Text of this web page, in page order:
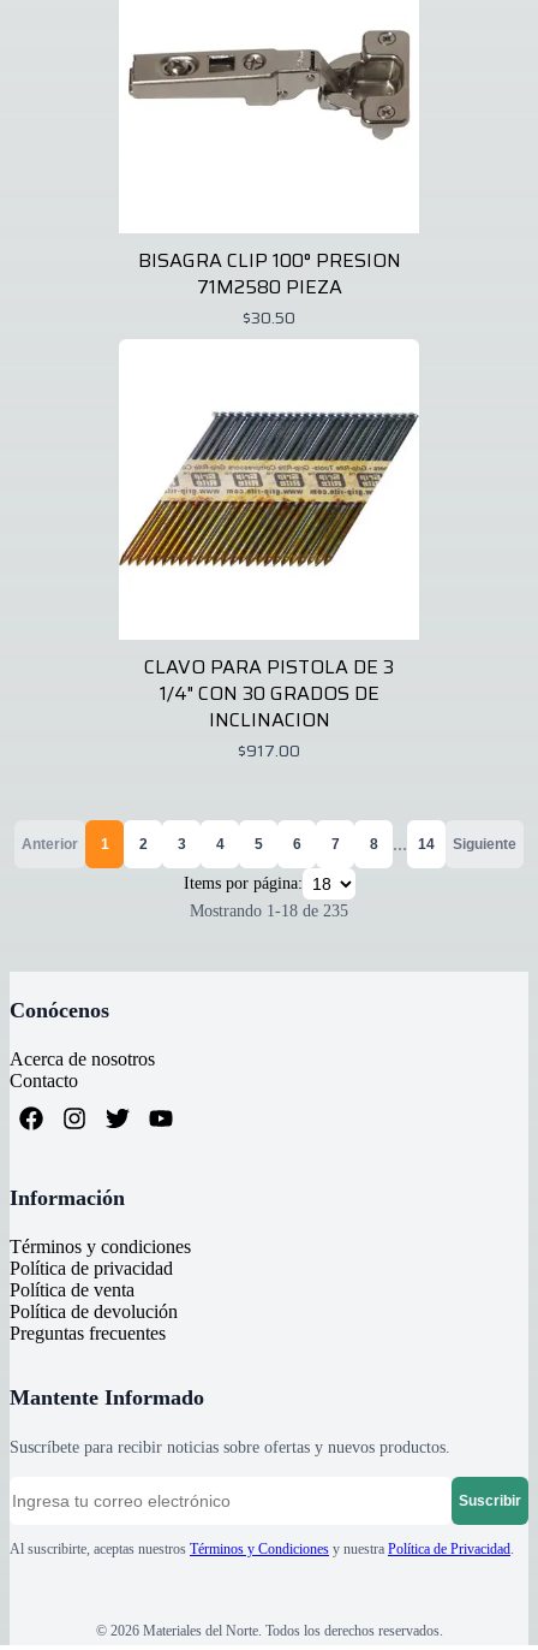
BISAGRA CLIP 100° PRESION
71M2580 PIEZA
$30.50
CLAVO PARA PISTOLA DE 3
1/4" CON 30 GRADOS DE
INCLINACION
$917.00
Anterior 1 2 3 4 5 6 7 8 ... 14 Siguiente
Items por página:
Mostrando 1-18 de 235
Conócenos
Acerca de nosotros
Contacto
Información
Términos y condiciones
Política de privacidad
Política de venta
Política de devolución
Preguntas frecuentes
Mantente Informado
Suscríbete para recibir noticias sobre ofertas y nuevos productos.
Suscribir
Al suscribirte, aceptas nuestros Términos y Condiciones y nuestra Política de Privacidad.
© 2026 Materiales del Norte. Todos los derechos reservados.